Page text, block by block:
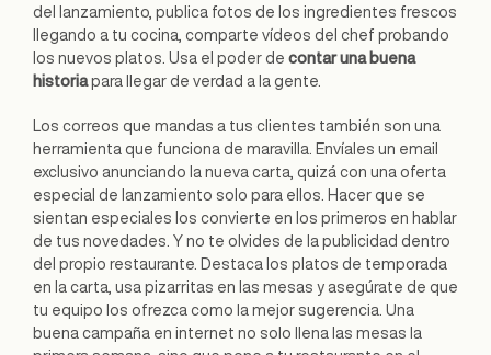
del lanzamiento, publica fotos de los ingredientes frescos
llegando a tu cocina, comparte vídeos del chef probando
los nuevos platos. Usa el poder de contar una buena
historiapara llegar de verdad a la gente.
Los correos que mandas a tus clientes también son una
herramienta que funciona de maravilla. Envíales un email
exclusivo anunciando la nueva carta, quizá con una oferta
especial de lanzamiento solo para ellos. Hacer que se
sientan especiales los convierte en los primeros en hablar
de tus novedades. Y no te olvides de la publicidad dentro
del propio restaurante. Destaca los platos de temporada
en la carta, usa pizarritas en las mesas y asegúrate de que
tu equipo los ofrezca como la mejor sugerencia. Una
buena campaña en internet no solo llena las mesas la